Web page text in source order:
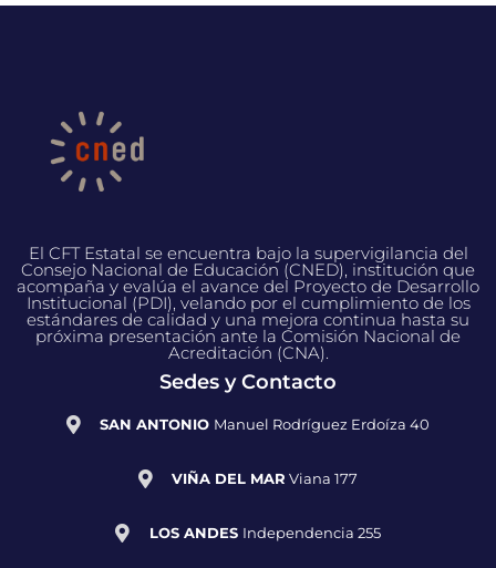
El CFT Estatal se encuentra bajo la supervigilancia del
Consejo Nacional de Educación (CNED), institución que
acompaña y evalúa el avance del Proyecto de Desarrollo
Institucional (PDI), velando por el cumplimiento de los
estándares de calidad y una mejora continua hasta su
próxima presentación ante la Comisión Nacional de
Acreditación (CNA).
Sedes y Contacto
SAN ANTONIO Manuel Rodríguez Erdoíza 40
VIÑA DEL MAR Viana 177
LOS ANDES Independencia 255